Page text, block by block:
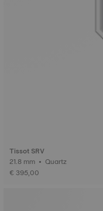
Tissot SRV
21.8 mm • Quartz
€ 395,00